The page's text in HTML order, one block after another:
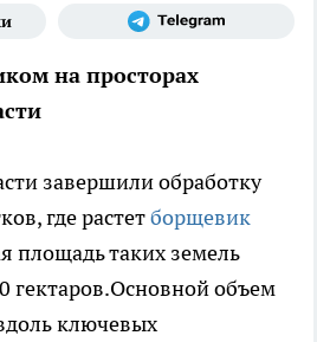
на просторах
завершили обработку
где растетборщевик
площадь таких земель
гектаров.Основной объем
ключевых